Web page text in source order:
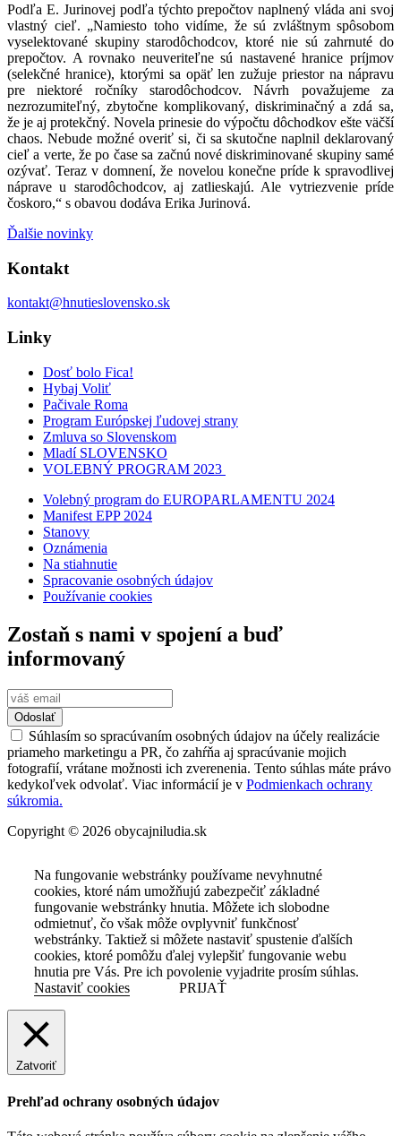
Podľa E. Jurinovej podľa týchto prepočtov naplnený vláda ani svoj
vlastný cieľ. „Namiesto toho vidíme, že sú zvláštnym spôsobom
vyselektované skupiny starodôchodcov, ktoré nie sú zahrnuté do
prepočtov. A rovnako neuveriteľne sú nastavené hranice príjmov
(selekčné hranice), ktorými sa opäť len zužuje priestor na nápravu
pre niektoré ročníky starodôchodcov. Návrh považujeme za
nezrozumiteľný, zbytočne komplikovaný, diskriminačný a zdá sa,
že je aj protekčný. Novela prinesie do výpočtu dôchodkov ešte väčší
chaos. Nebude možné overiť si, či sa skutočne naplnil deklarovaný
cieľ a verte, že po čase sa začnú nové diskriminované skupiny samé
ozývať. Teraz v domnení, že novelou konečne príde k spravodlivej
náprave u starodôchodcov, aj zatlieskajú. Ale vytriezvenie príde
čoskoro,“ s obavou dodáva Erika Jurinová.
Ďalšie novinky
Kontakt
kontakt@hnutieslovensko.sk
Linky
Dosť bolo Fica!
Hybaj Voliť
Pačivale Roma
Program Európskej ľudovej strany
Zmluva so Slovenskom
Mladí SLOVENSKO
VOLEBNÝ PROGRAM 2023
Volebný program do EUROPARLAMENTU 2024
Manifest EPP 2024
Stanovy
Oznámenia
Na stiahnutie
Spracovanie osobných údajov
Používanie cookies
Zostaň s nami v spojení a buď
informovaný
Odoslať
Súhlasím so spracúvaním osobných údajov na účely realizácie
priameho marketingu a PR, čo zahŕňa aj spracúvanie mojich
fotografií, vrátane možnosti ich zverenenia. Tento súhlas máte právo
kedykoľvek odvolať. Viac informácií je v Podmienkach ochrany
súkromia.
Copyright © 2026 obycajniludia.sk
Na fungovanie webstránky používame nevyhnutné
cookies, ktoré nám umožňujú zabezpečiť základné
fungovanie webstránky hnutia. Môžete ich slobodne
odmietnuť, čo však môže ovplyvniť funkčnosť
webstránky. Taktiež si môžete nastaviť spustenie ďalších
cookies, ktoré pomôžu ďalej vylepšiť fungovanie webu
hnutia pre Vás. Pre ich povolenie vyjadrite prosím súhlas.
Nastaviť cookies
PRIJAŤ
Zatvoriť
Prehľad ochrany osobných údajov